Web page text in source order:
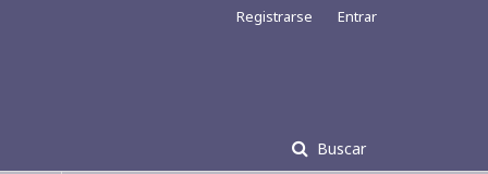
Buscar
Registrarse Entrar